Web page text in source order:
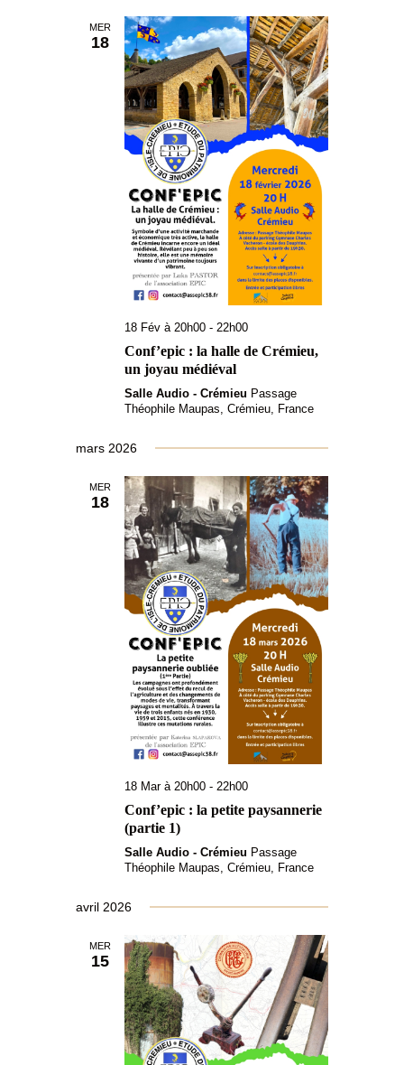
MER
18
18 Fév à 20h00 - 22h00
Conf’epic : la halle de Crémieu,
un joyau médiéval
Salle Audio - Crémieu Passage
Théophile Maupas, Crémieu, France
mars 2026
MER
18
18 Mar à 20h00 - 22h00
Conf’epic : la petite paysannerie
(partie 1)
Salle Audio - Crémieu Passage
Théophile Maupas, Crémieu, France
avril 2026
MER
15